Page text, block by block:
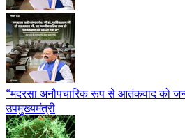
“मदरसा अनौपचारिक रूप से आतंकवाद को
उपमुख्यमंत्री